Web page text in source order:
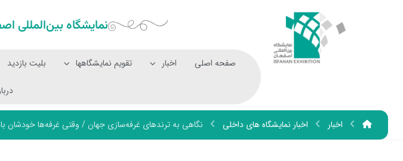
نمایشگاه بین‌المللی‌
صفحه اصلی اخبار تقویم نمایشگاهها بلیت بازدید
اخبار اخبار نمایشگاه های داخلی نگاهی به ترندهای غرفه‌سازی جهان / وقتی غرفه‌ها خودشان